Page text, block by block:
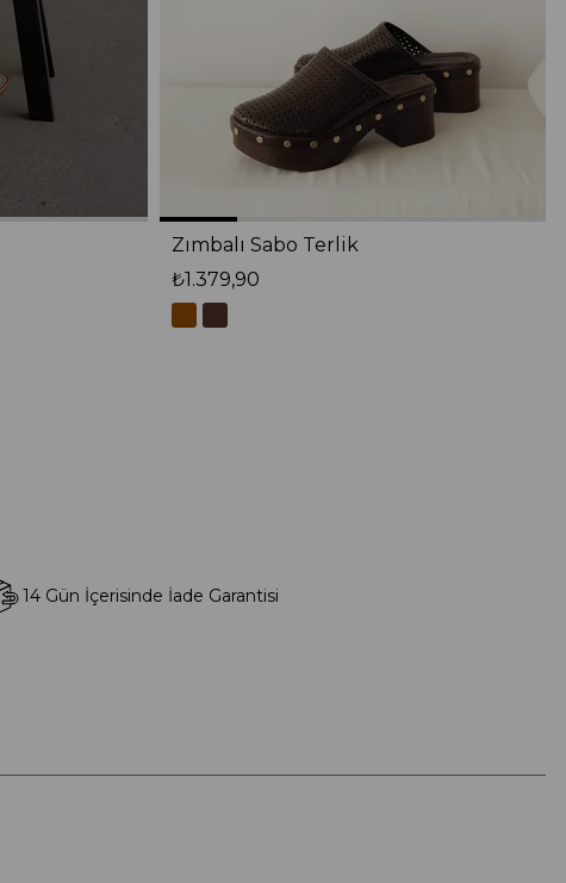
Zımbalı Sabo Terlik
₺1.379,90
14 Gün İçerisinde İade Garantisi